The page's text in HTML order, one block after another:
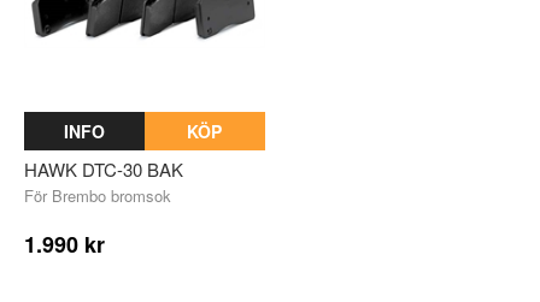
INFO KÖP
HAWK DTC-30 BAK
För Brembo bromsok
1.990 kr